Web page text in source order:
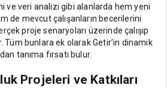
ve veri analizi gibi alanlarda hem yeni
de mevcut çalışanların becerilerini
proje senaryoları üzerinde çalışıp
Tüm bunlara ek olarak Getir’in dinamik
tanıma fırsatı bulur.
Projeleri ve Katkıları